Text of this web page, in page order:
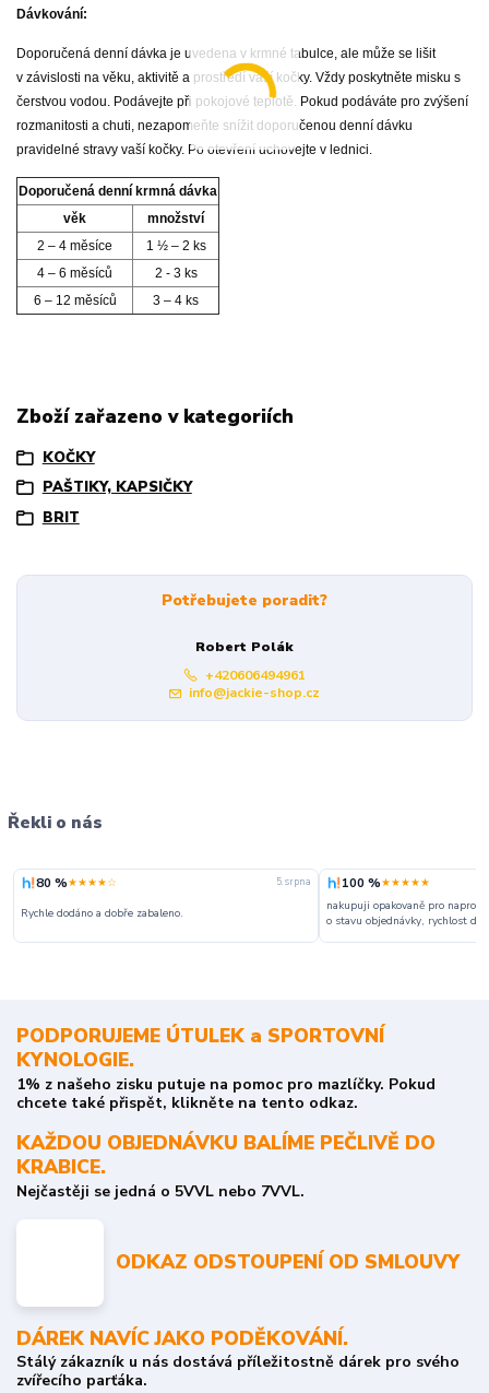
Dávkování:
Doporučená denní dávka je uvedena v krmné tabulce, ale může se lišit
v závislosti na věku, aktivitě a prostředí vaší kočky. Vždy poskytněte misku s
čerstvou vodou. Podávejte při pokojové teplotě. Pokud podáváte pro zvýšení
rozmanitosti a chuti, nezapomeňte snížit doporučenou denní dávku
pravidelné stravy vaší kočky. Po otevření uchovejte v lednici.
Doporučená denní krmná dávka
věk
množství
2 – 4 měsíce
1 ½ – 2 ks
4 – 6 měsíců
2 - 3 ks
6 – 12 měsíců
3 – 4 ks
Zboží zařazeno v kategoriích
KOČKY
PAŠTIKY, KAPSIČKY
BRIT
Potřebujete poradit?
Robert Polák
+420606494961
info@jackie-shop.cz
Řekli o nás
80 %★★★★☆ 5. srpna
Rychle dodáno a dobře zabaleno.
100 %★★★★★
nakupuji opakovaně pro
o stavu objednávky, rychlost
PODPORUJEME ÚTULEK a SPORTOVNÍ
KYNOLOGIE.
1% z našeho zisku putuje na pomoc pro mazlíčky. Pokud
chcete také přispět, klikněte na tento odkaz.
KAŽDOU OBJEDNÁVKU BALÍME PEČLIVĚ DO
KRABICE.
Nejčastěji se jedná o 5VVL nebo 7VVL.
ODKAZ ODSTOUPENÍ OD SMLOUVY
DÁREK NAVÍC JAKO PODĚKOVÁNÍ.
Stálý zákazník u nás dostává příležitostně dárek pro svého
zvířecího parťáka.